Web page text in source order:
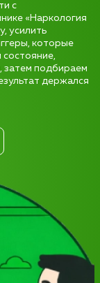
с
«Наркология
усилить
которые
затем подбираем
держался